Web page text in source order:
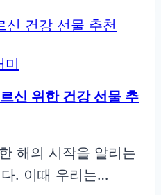
미
신 위한 건강 선물 추
해의 시작을 알리는
. 이때 우리는…